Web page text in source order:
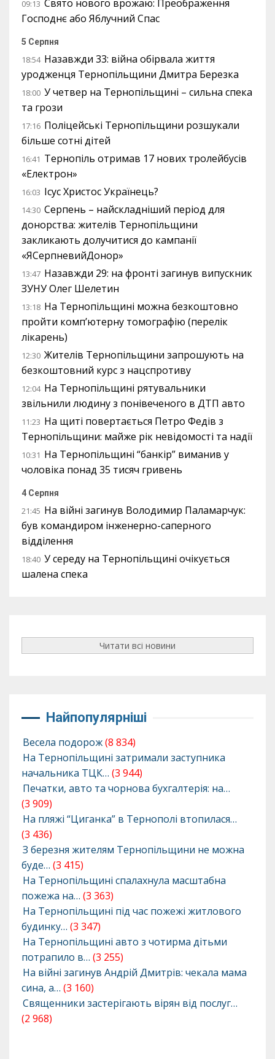
09:13 Свято нового врожаю: Преображення
Господнє або Яблучний Спас
5 Серпня
18:54 Назавжди 33: війна обірвала життя
уродженця Тернопільщини Дмитра Березка
18:00 У четвер на Тернопільщині – сильна спека
та грози
17:16 Поліцейські Тернопільщини розшукали
більше сотні дітей
16:41 Тернопіль отримав 17 нових тролейбусів
«Електрон»
16:03 Ісус Христос Українець?
14:30 Серпень – найскладніший період для
донорства: жителів Тернопільщини
закликають долучитися до кампанії
«ЯСерпневийДонор»
13:47 Назавжди 29: на фронті загинув випускник
ЗУНУ Олег Шелетин
13:18 На Тернопільщині можна безкоштовно
пройти комп’ютерну томографію (перелік
лікарень)
12:30 Жителів Тернопільщини запрошують на
безкоштовний курс з нацспротиву
12:04 На Тернопільщині рятувальники
звільнили людину з понівеченого в ДТП авто
11:23 На щиті повертається Петро Федів з
Тернопільщини: майже рік невідомості та надії
10:31 На Тернопільщині “банкір” виманив у
чоловіка понад 35 тисяч гривень
4 Серпня
21:45 На війні загинув Володимир Паламарчук:
був командиром інженерно-саперного
відділення
18:40 У середу на Тернопільщині очікується
шалена спека
Читати всі новини
Найпопулярніші
Весела подорож(8 834)
На Тернопільщині затримали заступника
начальника ТЦК… (3 944)
Печатки, авто та чорнова бухгалтерія: на…
(3 909)
На пляжі “Циганка” в Тернополі втопилася…
(3 436)
З березня жителям Тернопільщини не можна
буде… (3 415)
На Тернопільщині спалахнула масштабна
пожежа на… (3 363)
На Тернопільщині під час пожежі житлового
будинку… (3 347)
На Тернопільщині авто з чотирма дітьми
потрапило в… (3 255)
На війні загинув Андрій Дмитрів: чекала мама
сина, а… (3 160)
Священники застерігають вірян від послуг…
(2 968)